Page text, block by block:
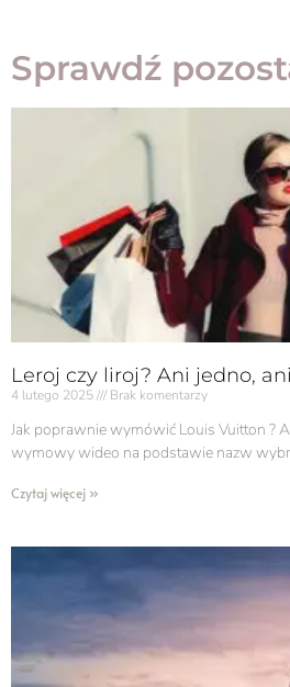
Sprawdź
Leroj czy liroj? Ani jedno,
4 lutego 2025 Brak komentarzy
Jak poprawnie wymówić Louis Vuitton ?
wymowy wideo na podstawie nazw
Czytaj więcej »